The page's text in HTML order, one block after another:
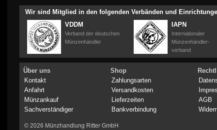
Wir sind Mitglied in den folgenden Verbänden und
VDDM
Verband der deutschen
Münzenhändler
IAPN
Internationaler
Münzenhändler-
verband
Über uns
Kontakt
Anfahrt
Münzankauf
Sachverständiger
Shop
Zahlungsarten
Versandkosten
Lieferzeiten
Bankverbindung
AGB
© 2026 Münzhandlung Ritter GmbH